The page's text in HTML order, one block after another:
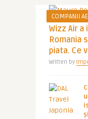
COMPANII
Wizz Air a
Romania
piata. Ce
Written by